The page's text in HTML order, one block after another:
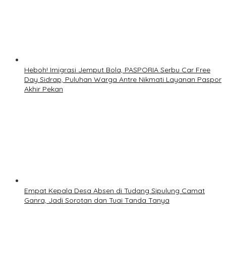
Heboh! Imigrasi Jemput Bola, PASPORIA Serbu Car Free
Day Sidrap, Puluhan Warga Antre Nikmati Layanan Paspor
Akhir Pekan
Empat Kepala Desa Absen di Tudang Sipulung Camat
Ganra, Jadi Sorotan dan Tuai Tanda Tanya